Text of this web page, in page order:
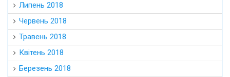
Липень 2018
Червень 2018
Травень 2018
Квітень 2018
Березень 2018